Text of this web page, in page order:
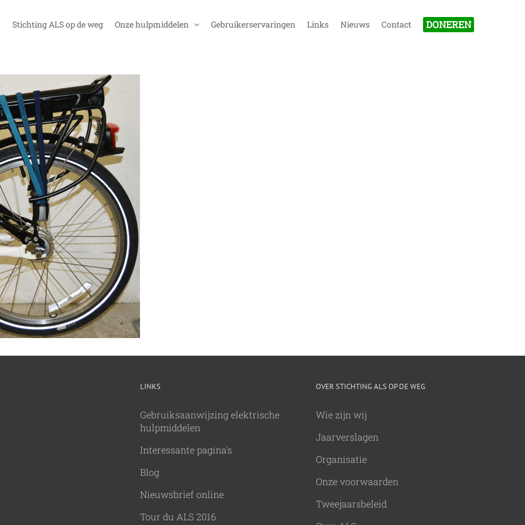
Stichting ALS op de weg Onze hulpmiddelen Gebruikerservaringen Links Nieuws Contact DONEREN
LINKS
Gebruiksaanwijzing elektrische
hulpmiddelen
Interessante pagina's
Blog
Nieuwsbrief online
Tour du ALS 2016
OVER STICHTING ALS OP DE WEG
Wie zijn wij
Jaarverslagen
Organisatie
Onze voorwaarden
Tweejaarsbeleid